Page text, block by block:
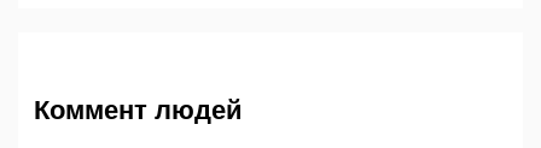
Коммент людей